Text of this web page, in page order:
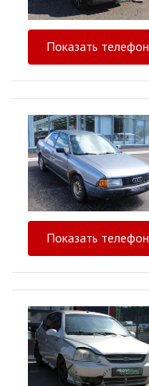
Показать телефон
Показать телефон